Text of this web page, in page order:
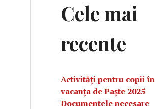
Cele mai
recente
Activități pentru copii în
vacanța de Paște 2025
Documentele necesare